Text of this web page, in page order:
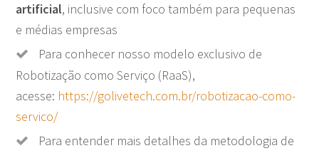
artificial, inclusive com foco também para pequenas
e médias empresas
Para conhecer nosso modelo exclusivo de
Robotização como Serviço (RaaS),
acesse: https://golivetech.com.br/robotizacao-como-
servico/
Para entender mais detalhes da metodologia de